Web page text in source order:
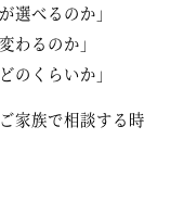
選べるのか」
わるのか」
のくらいか」
家族で相談する時